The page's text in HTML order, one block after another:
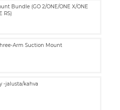
Bundle (GO 2/ONE/ONE X/ONE
RS)
Arm Suction Mount
-jalusta/kahva